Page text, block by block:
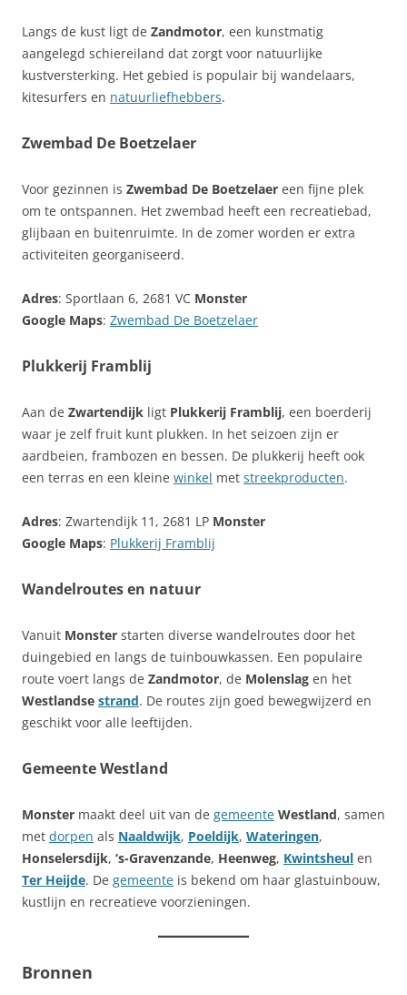
Langs de kust ligt de Zandmotor, een kunstmatig
aangelegd schiereiland dat zorgt voor natuurlijke
kustversterking. Het gebied is populair bij wandelaars,
kitesurfers en natuurliefhebbers.
Zwembad De Boetzelaer
Voor gezinnen is Zwembad De Boetzelaer een fijne plek
om te ontspannen. Het zwembad heeft een recreatiebad,
glijbaan en buitenruimte. In de zomer worden er extra
activiteiten georganiseerd.
Adres: Sportlaan 6, 2681 VC Monster
Google Maps: Zwembad De Boetzelaer
Plukkerij Framblij
Aan de Zwartendijk ligt Plukkerij Framblij, een boerderij
waar je zelf fruit kunt plukken. In het seizoen zijn er
aardbeien, frambozen en bessen. De plukkerij heeft ook
een terras en een kleine winkel met streekproducten.
Adres: Zwartendijk 11, 2681 LP Monster
Google Maps: Plukkerij Framblij
Wandelroutes en natuur
Vanuit Monster starten diverse wandelroutes door het
duingebied en langs de tuinbouwkassen. Een populaire
route voert langs de Zandmotor, de Molenslag en het
Westlandse strand. De routes zijn goed bewegwijzerd en
geschikt voor alle leeftijden.
Gemeente Westland
Monster maakt deel uit van de gemeente Westland, samen
met dorpen als Naaldwijk, Poeldijk, Wateringen,
Honselersdijk, ‘s-Gravenzande, Heenweg, Kwintsheul en
Ter Heijde. De gemeente is bekend om haar glastuinbouw,
kustlijn en recreatieve voorzieningen.
Bronnen